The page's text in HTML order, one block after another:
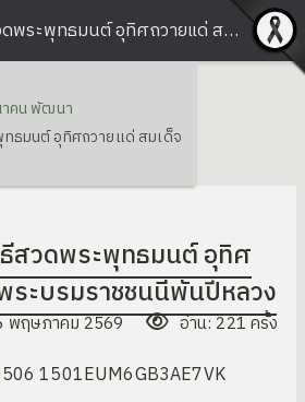
สวพส. ร่วมพิธีสวดพระพุทธมนต์ อุทิศถวายแด่ สมเด็จพระบรมราชชนนีพันปีหลวง | สวพส.
คน พัฒนา
ธมนต์ อุทิศถวายแด่ สมเด็จ
สวดพระพุทธมนต์ อุทิศ
ระบรมราชชนนีพันปีหลวง
พฤษภาคม 2569 อ่าน: 221 ครั้ง